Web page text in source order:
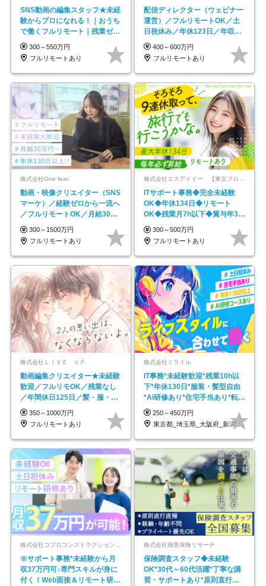
SNS動画の編集スタッフ★未経
験からプロになれる！｜おうち
で働くフルリモート｜残業ゼロ
で18時退勤◎
300～550万円
フルリモートあり
配信ディレクター（ウェビナー
運営）／フルリモートOK／土
日祝休み／年休123日／年収
600万円可
400～600万円
フルリモートあり
株式会社One feat.
動画・映像クリエイター（SNS
マーケ）／経験ゼロから一流へ
／フルリモートOK／月給30万
円～／年休130日以上
300～1500万円
フルリモートあり
ITサポート事務◆完全未経験
OK◆年休134日◆リモート
OK◆残業月7h以下◆賞与年3回
◆5年目まで必ず昇給
300～500万円
フルリモートあり
株式会社ＬＩＶＥ ＵＰ
動画編集クリエイター★未経験
歓迎／フルリモOK／残業なし
／年間休日125日／髪・服・ネ
イル自由／研修充実で安心
350～1000万円
フルリモートあり
株式会社ミライル
IT事務*未経験歓迎*残業10h以
下*年休130日*服装・髪型自由
*AI研修あり*住宅手当あり*転勤
なし
250～450万円
東京都_埼玉県_大阪府_新潟県_福岡県
※サポート事務*未経験から月
収37万円可♪専門スキルが身に
付く！Web面接＆リモート研修
株式会社損害保険リサーチ
保険調査スタッフ◆未経験
OK*30代～60代活躍*丁寧な講
習・サポートあり*原則直行直